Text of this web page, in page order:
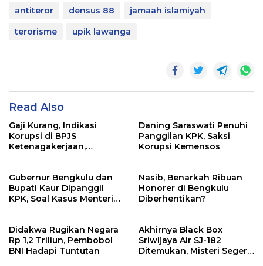
antiteror densus 88
jamaah islamiyah
terorisme
upik lawanga
Read Also
Gaji Kurang, Indikasi
Korupsi di BPJS
Ketenagakerjaan,
Daning Saraswati Penuhi
Panggilan KPK, Saksi
Korupsi Kemensos
Gubernur Bengkulu dan
Bupati Kaur Dipanggil
KPK, Soal Kasus Menteri
Nasib, Benarkah Ribuan
Honorer di Bengkulu
Diberhentikan?
Didakwa Rugikan Negara
Rp 1,2 Triliun, Pembobol
BNI Hadapi Tuntutan
Akhirnya Black Box
Sriwijaya Air SJ-182
Ditemukan, Misteri Segera